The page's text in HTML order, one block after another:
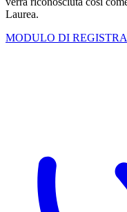
Laurea.
MODULO DI